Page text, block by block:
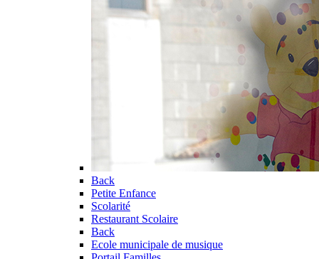
Back
Petite Enfance
Scolarité
Restaurant Scolaire
Back
Ecole municipale de musique